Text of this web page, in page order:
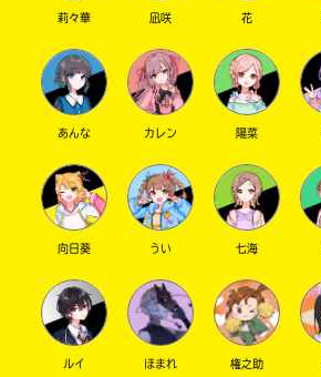
莉々華 凪咲 花
あんな カレン 陽菜
向日葵 うい 七海
ルイ ほまれ 権之助